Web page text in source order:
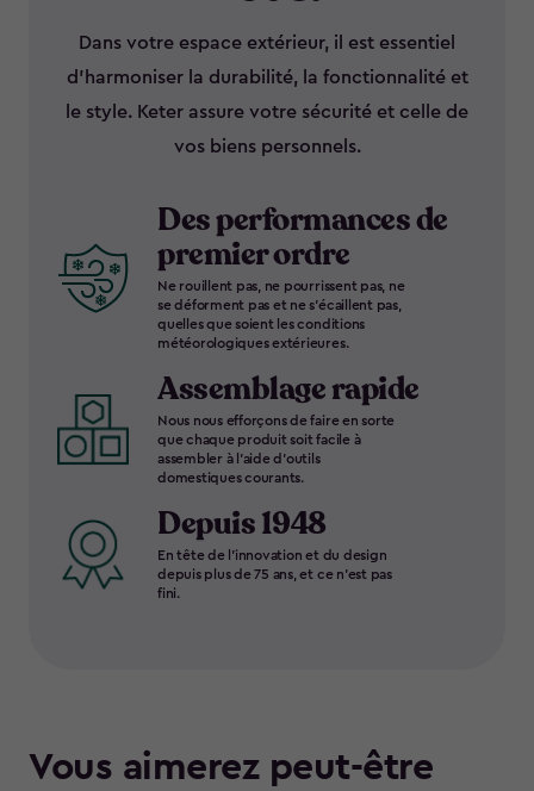
Dans votre espace extérieur, il est essentiel
d’harmoniser la durabilité, la fonctionnalité et
le style. Keter assure votre sécurité et celle de
vos biens personnels.
Des performances de
premier ordre
Ne rouillent pas, ne pourrissent pas, ne
se déforment pas et ne s’écaillent pas,
quelles que soient les conditions
météorologiques extérieures.
Assemblage rapide
Nous nous efforçons de faire en sorte
que chaque produit soit facile à
assembler à l’aide d’outils
domestiques courants.
Depuis 1948
En tête de l’innovation et du design
depuis plus de 75 ans, et ce n’est pas
fini.
Vous aimerez peut-être